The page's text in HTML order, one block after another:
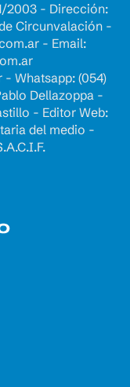
2003 - Dirección:
Circunvalación -
- Email:
- Whatsapp: (054)
Dellazoppa -
- Editor Web:
del medio -